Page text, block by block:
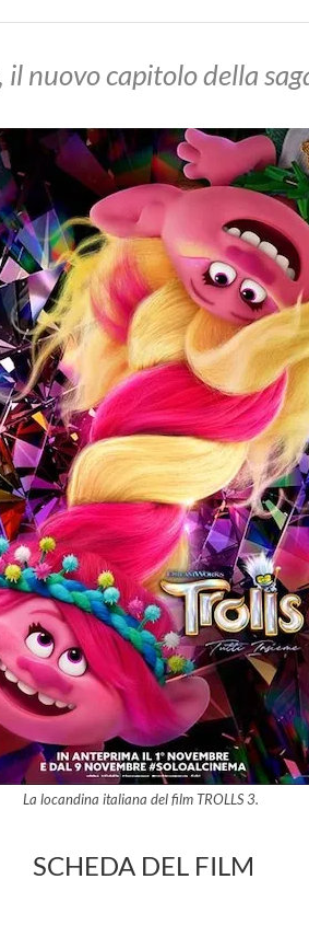
il nuovo capitolo della
La locandina italiana del film TROLLS 3.
SCHEDA DEL FILM